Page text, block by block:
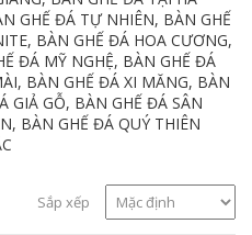
GHẾ ĐÁ TỰ NHIÊN, BÀN GHẾ
BÀN GHẾ ĐÁ HOA CƯƠNG,
ĐÁ MỸ NGHỆ, BÀN GHẾ ĐÁ
BÀN GHẾ ĐÁ XI MĂNG, BÀN
GIẢ GỖ, BÀN GHẾ ĐÁ SÂN
BÀN GHẾ ĐÁ QUÝ THIÊN
Sắp xếp